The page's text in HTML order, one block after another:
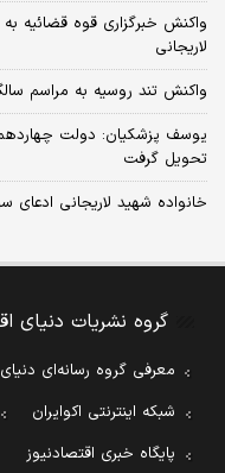
واکنش خبرگزاری قوه قضائیه
لاریجانی
واکنش تند روسیه به مراسم
تحویل گرفت
خانواده شهید لاریجانی ادعای
گروه نشریات دنیای
معرفی گروه رسانه‌ای
شبکه اینترنتی اکوایران
پایگاه خبری اقتصادنیوز